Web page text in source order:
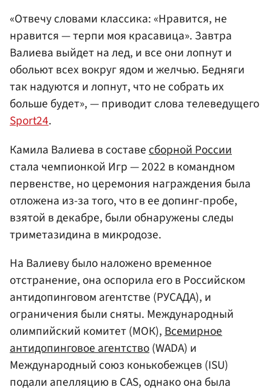
«Отвечу словами классика: «Нравится, не
нравится — терпи моя красавица». Завтра
Валиева выйдет на лед, и все они лопнут и
обольют всех вокруг ядом и желчью. Бедняги
так надуются и лопнут, что не собрать их
больше будет», — приводит слова телеведущего
Sport24.
Камила Валиева в составе сборной России
стала чемпионкой Игр — 2022 в командном
первенстве, но церемония награждения была
отложена из-за того, что в ее допинг-пробе,
взятой в декабре, были обнаружены следы
триметазидина в микродозе.
На Валиеву было наложено временное
отстранение, она оспорила его в Российском
антидопинговом агентстве (РУСАДА), и
ограничения были сняты. Международный
олимпийский комитет (МОК),Всемирное
антидопинговое агентство(WADA) и
Международный союз конькобежцев (ISU)
подали апелляцию в CAS, однако она была